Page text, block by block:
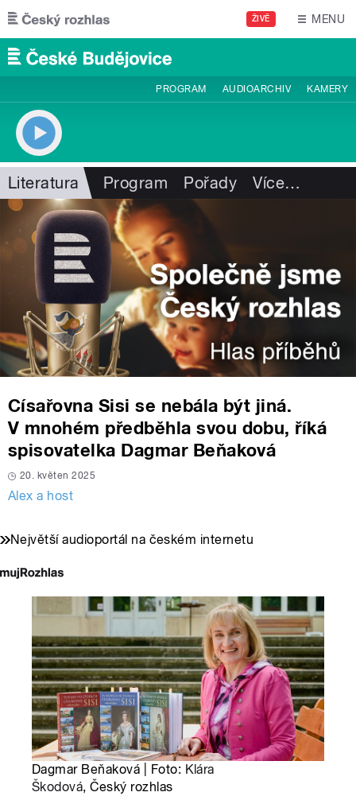
Přejít k hlavnímu obsahu
ŽIVĚ MENU
PROGRAM AUDIOARCHIV KAMERY
Literatura Program Pořady Více…
Císařovna Sisi se nebála být jiná.
V mnohém předběhla svou dobu, říká
spisovatelka Dagmar Beňaková
20. květen 2025
Alex a host
Největší audioportál na českém internetu
Dagmar Beňaková | Foto: Klára
Škodová, Český rozhlas